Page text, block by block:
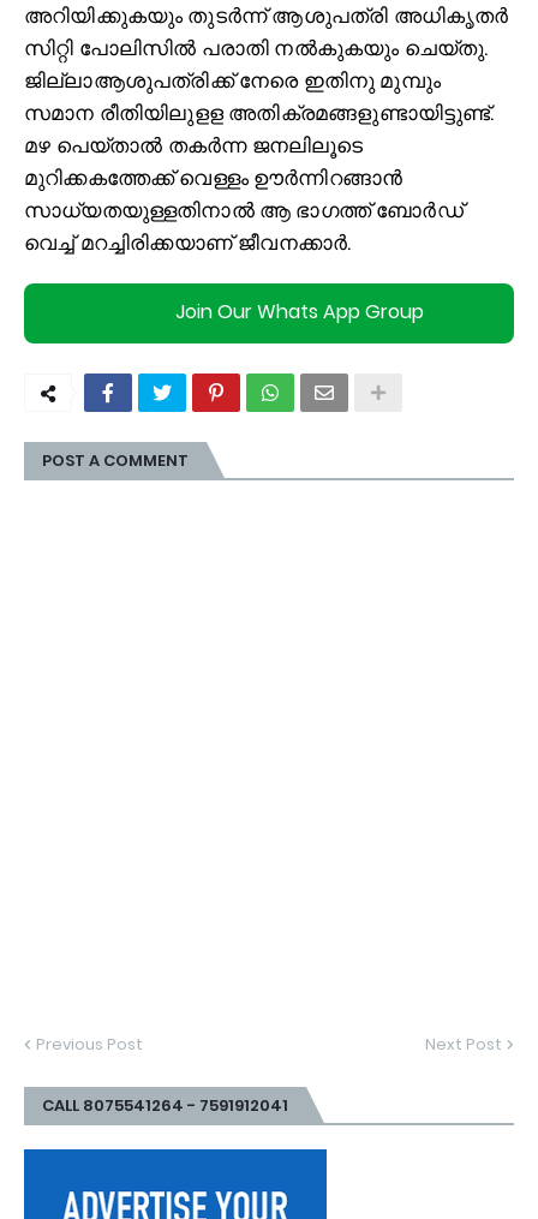
അറിയിക്കുകയും തുടർന്ന് ആശുപത്രി അധികൃതർ
സിറ്റി പോലിസില്‍ പരാതി നല്‍കുകയും ചെയ്തു.
ജില്ലാആശുപത്രിക്ക് നേരെ ഇതിനു മുമ്പും
സമാന രീതിയിലുളള അതിക്രമങ്ങളുണ്ടായിട്ടുണ്ട്.
മഴ പെയ്താല്‍ തകർന്ന ജനലിലൂടെ
മുറിക്കകത്തേക്ക് വെള്ളം ഊർന്നിറങ്ങാൻ
സാധ്യതയുള്ളതിനാല്‍ ആ ഭാഗത്ത് ബോർഡ്
വെച്ച്‌ മറച്ചിരിക്കയാണ് ജീവനക്കാർ.
Join Our Whats App Group
POST A COMMENT
Previous Post Next Post
CALL 8075541264 - 7591912041